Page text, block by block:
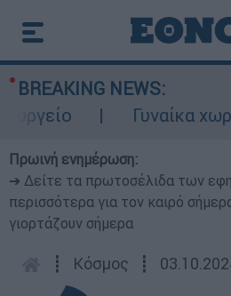
BREAKING NEWS:
Γυναίκα
Πρωινή ενημέρωση:
➔ Δείτε τα πρωτοσέλιδα των
περισσότερα για τον καιρό
γιορτάζουν σήμερα
┋ Κόσμος ┋